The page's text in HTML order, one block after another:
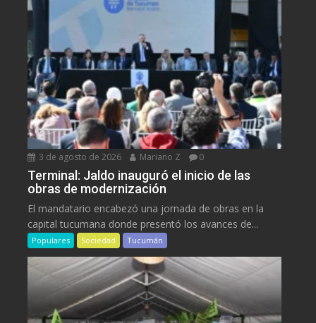
3 de agosto de 2026 Mariano Z 0
Terminal: Jaldo inauguró el inicio de las
obras de modernización
El mandatario encabezó una jornada de obras en la
capital tucumana donde presentó los avances de...
Populares Sociedad Tucumán